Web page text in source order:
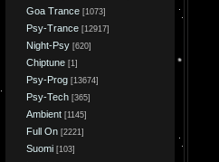
Goa Trance [1073]
Psy-Trance [12917]
Night-Psy [620]
Chiptune [1]
Psy-Prog [13674]
Psy-Tech [365]
Ambient [1145]
Full On [2221]
Suomi [103]